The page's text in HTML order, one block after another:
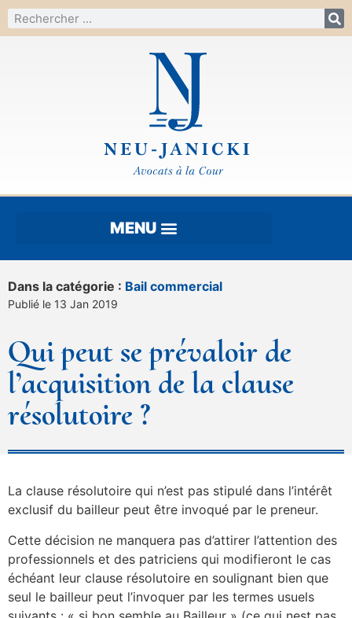
Dans la catégorie : Bail commercial
Publié le 13 Jan 2019
Qui peut se prévaloir de
l’acquisition de la clause
résolutoire ?
La clause résolutoire qui n’est pas stipulé dans l’intérêt
exclusif du bailleur peut être invoqué par le preneur.
Cette décision ne manquera pas d’attirer l’attention des
professionnels et des patriciens qui modifieront le cas
échéant leur clause résolutoire en soulignant bien que
seul le bailleur peut l’invoquer par les termes usuels